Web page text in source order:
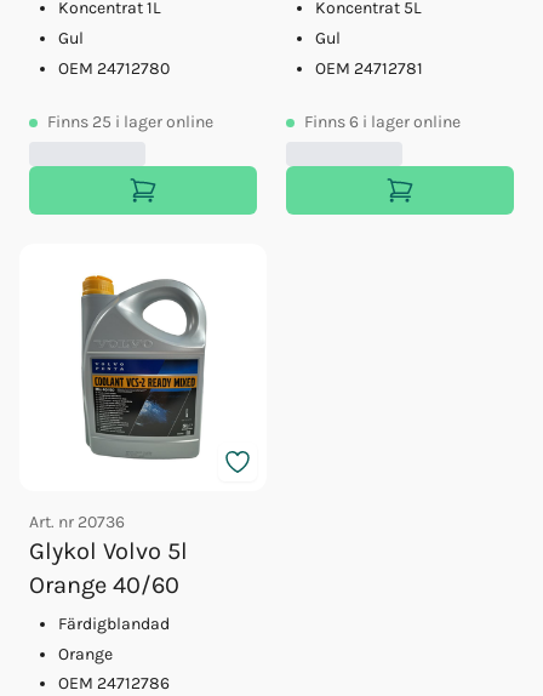
Koncentrat 1L
Gul
OEM 24712780
Finns 25 i lager online
Koncentrat 5L
Gul
OEM 24712781
Finns6 i lager online
Art. nr 20736
Glykol Volvo 5l
Orange 40/60
Färdigblandad
Orange
OEM 24712786